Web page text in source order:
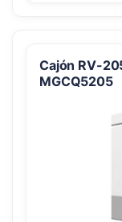
Cajón RV-
MGCQ5205